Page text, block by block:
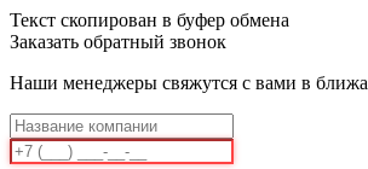
Текст скопирован в буфер обмена
Заказать обратный звонок
Наши менеджеры свяжутся с вами в